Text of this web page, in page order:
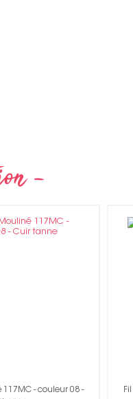
117MC - couleur 09 -